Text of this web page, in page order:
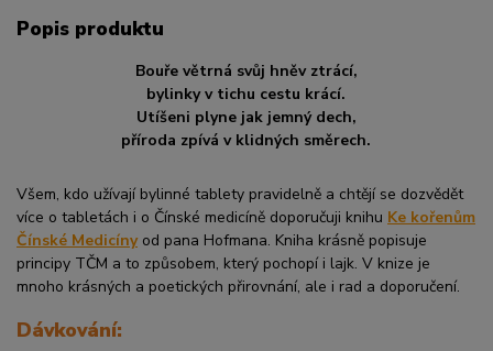
Popis produktu
Bouře větrná svůj hněv ztrácí,
bylinky v tichu cestu krácí.
Utíšeni plyne jak jemný dech,
příroda zpívá v klidných směrech.
Všem, kdo užívají bylinné tablety pravidelně a chtějí se dozvědět
více o tabletách i o Čínské medicíně doporučuji knihu Ke kořenům
Čínské Medicínyod pana Hofmana. Kniha krásně popisuje
principy TČM a to způsobem, který pochopí i lajk. V knize je
mnoho krásných a poetických přirovnání, ale i rad a doporučení.
Dávkování: